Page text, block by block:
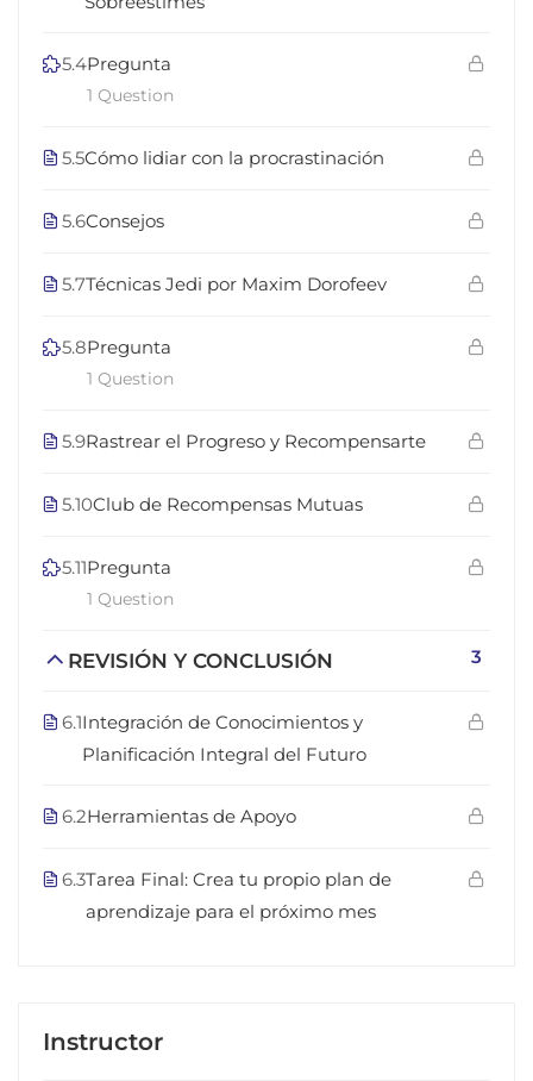
5.4Pregunta
1 Question
5.5Cómo lidiar con la procrastinación
5.6Consejos
5.7Técnicas Jedi por Maxim Dorofeev
5.8Pregunta
1 Question
5.9Rastrear el Progreso y Recompensarte
5.10Club de Recompensas Mutuas
5.11Pregunta
1 Question
REVISIÓN Y CONCLUSIÓN 3
6.1Integración de Conocimientos y
Planificación Integral del Futuro
6.2Herramientas de Apoyo
6.3Tarea Final: Crea tu propio plan de
aprendizaje para el próximo mes
Instructor